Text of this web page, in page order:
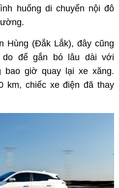
huống di chuyển nội đô
Hùng (Đắk Lắk), đây cũng
do để gắn bó lâu dài với
bao giờ quay lại xe xăng.
km, chiếc xe điện đã thay